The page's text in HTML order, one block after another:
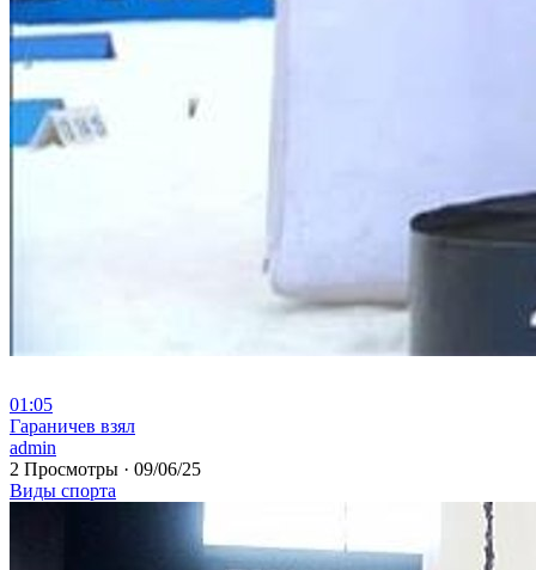
01:05
⁣Гараничев взял
admin
2 Просмотры · 09/06/25
Виды спорта